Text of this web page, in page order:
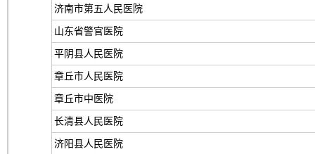
济南市第五人民医院
山东省警官医院
平阴县人民医院
章丘市人民医院
章丘市中医院
长清县人民医院
济阳县人民医院